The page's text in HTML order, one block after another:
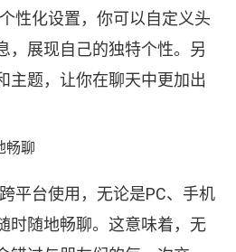
性化设置，你可以自定义头
，展现自己的独特个性。另
主题，让你在聊天中更加出
畅聊
平台使用，无论是PC、手机
时随地畅聊。这意味着，无